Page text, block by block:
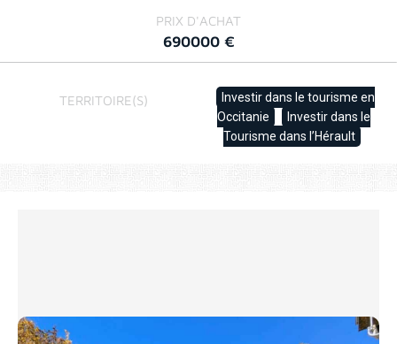
PRIX D'ACHAT
690000 €
TERRITOIRE(S)
Investir dans le tourisme en
Occitanie
Investir dans le
Tourisme dans l’Hérault